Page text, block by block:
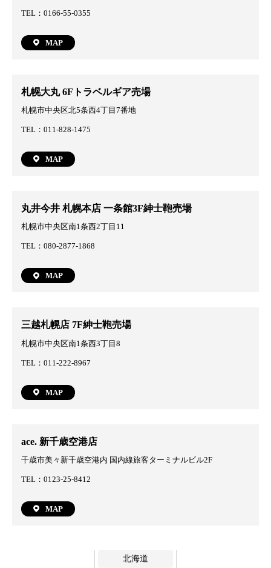
TEL：0166-55-0355
MAP
札幌大丸 6Fトラベルギア売場
札幌市中央区北5条西4丁目7番地
TEL：011-828-1475
MAP
丸井今井 札幌本店 一条館3F紳士鞄売場
札幌市中央区南1条西2丁目11
TEL：080-2877-1868
MAP
三越札幌店 7F紳士鞄売場
札幌市中央区南1条西3丁目8
TEL：011-222-8967
MAP
ace. 新千歳空港店
千歳市美々新千歳空港内 国内線旅客ターミナルビル2F
TEL：0123-25-8412
MAP
北海道